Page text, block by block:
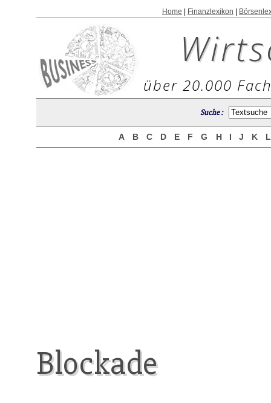
Home Finanzlexikon
über 20.000
Suche :
A B C D E F G H I J K
Blockade